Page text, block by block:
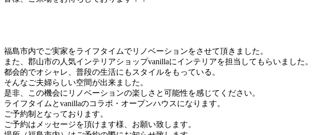
福島市内でご実家をライフタイムでリノベーションをさせて頂きました。
また、郡山市の人気インテリアショップvanillaにインテリアを担当してもらいました。
都会的でオシャレ、普段の生活にもスタイルをもっている。
そんなご夫婦らしい空間が出来ました。
是非、この機会にリノベーションの楽しさと可能性を感じてください。
ライフタイムとvanillaのコラボ・オープンハウスになります。
ご予約制となっております。
ご予約はメッセージを頂けます様、お願い致します。